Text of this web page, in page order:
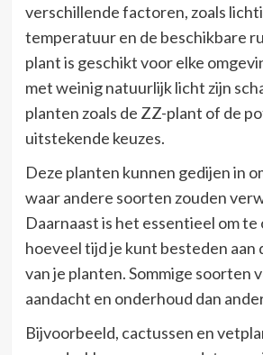
verschillende factoren, zoals
temperatuur en de beschikbare
plant is geschikt voor elke
met weinig natuurlijk licht zijn
planten zoals de ZZ-plant of de
uitstekende keuzes.
Deze planten kunnen gedijen in
waar andere soorten zouden
Daarnaast is het essentieel om
hoeveel tijd je kunt besteden aan
van je planten. Sommige soorten
aandacht en onderhoud dan
Bijvoorbeeld, cactussen en